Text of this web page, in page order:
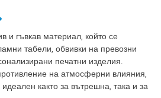
и гъвкав материал, който се
табели, обвивки на превозни
печатни изделия.
на атмосферни влияния,
както за вътрешна, така и за